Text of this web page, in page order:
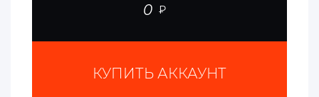
0 ₽
КУПИТЬ АККАУНТ